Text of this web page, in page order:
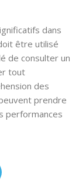
dans
être utilisé
de consulter un
tout
des
prendre
performances